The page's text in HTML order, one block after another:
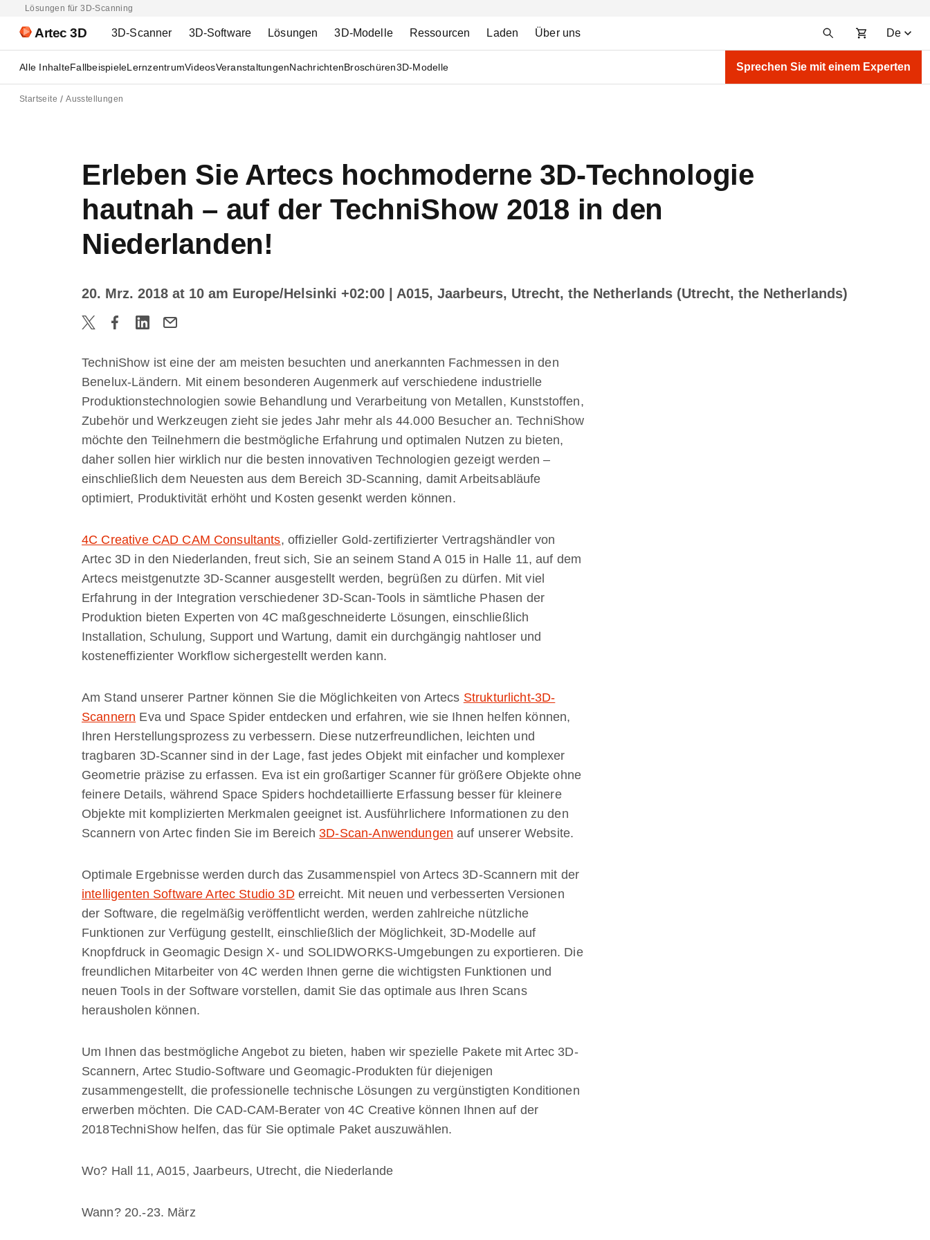
Lösungen für 3D-Scanning
Artec 3D 3D-Scanner 3D-Software Lösungen 3D-Modelle Ressourcen Laden Über uns De
Alle InhalteFallbeispieleLernzentrumVideosVeranstaltungenNachrichtenBroschüren3D-Modelle Sprechen Sie mit einem Experten
Startseite Ausstellungen
Erleben Sie Artecs hochmoderne 3D-Technologie
hautnah – auf der TechniShow 2018 in den
Niederlanden!
20. Mrz. 2018 at 10 am Europe/Helsinki +02:00 | A015, Jaarbeurs, Utrecht, the Netherlands (Utrecht, the Netherlands)
TechniShow ist eine der am meisten besuchten und anerkannten Fachmessen in den
Benelux-Ländern. Mit einem besonderen Augenmerk auf verschiedene industrielle
Produktionstechnologien sowie Behandlung und Verarbeitung von Metallen, Kunststoffen,
Zubehör und Werkzeugen zieht sie jedes Jahr mehr als 44.000 Besucher an. TechniShow
möchte den Teilnehmern die bestmögliche Erfahrung und optimalen Nutzen zu bieten,
daher sollen hier wirklich nur die besten innovativen Technologien gezeigt werden –
einschließlich dem Neuesten aus dem Bereich 3D-Scanning, damit Arbeitsabläufe
optimiert, Produktivität erhöht und Kosten gesenkt werden können.
4C Creative CAD CAM Consultants, offizieller Gold-zertifizierter Vertragshändler von
Artec 3D in den Niederlanden, freut sich, Sie an seinem Stand A 015 in Halle 11, auf dem
Artecs meistgenutzte 3D-Scanner ausgestellt werden, begrüßen zu dürfen. Mit viel
Erfahrung in der Integration verschiedener 3D-Scan-Tools in sämtliche Phasen der
Produktion bieten Experten von 4C maßgeschneiderte Lösungen, einschließlich
Installation, Schulung, Support und Wartung, damit ein durchgängig nahtloser und
kosteneffizienter Workflow sichergestellt werden kann.
Am Stand unserer Partner können Sie die Möglichkeiten von Artecs Strukturlicht-3D-
Scannern Eva und Space Spider entdecken und erfahren, wie sie Ihnen helfen können,
Ihren Herstellungsprozess zu verbessern. Diese nutzerfreundlichen, leichten und
tragbaren 3D-Scanner sind in der Lage, fast jedes Objekt mit einfacher und komplexer
Geometrie präzise zu erfassen. Eva ist ein großartiger Scanner für größere Objekte ohne
feinere Details, während Space Spiders hochdetaillierte Erfassung besser für kleinere
Objekte mit komplizierten Merkmalen geeignet ist. Ausführlichere Informationen zu den
Scannern von Artec finden Sie im Bereich3D-Scan-Anwendungen auf unserer Website.
Optimale Ergebnisse werden durch das Zusammenspiel von Artecs 3D-Scannern mit der
intelligenten Software Artec Studio 3Derreicht. Mit neuen und verbesserten Versionen
der Software, die regelmäßig veröffentlicht werden, werden zahlreiche nützliche
Funktionen zur Verfügung gestellt, einschließlich der Möglichkeit, 3D-Modelle auf
Knopfdruck in Geomagic Design X- und SOLIDWORKS-Umgebungen zu exportieren. Die
freundlichen Mitarbeiter von 4C werden Ihnen gerne die wichtigsten Funktionen und
neuen Tools in der Software vorstellen, damit Sie das optimale aus Ihren Scans
herausholen können.
Um Ihnen das bestmögliche Angebot zu bieten, haben wir spezielle Pakete mit Artec 3D-
Scannern, Artec Studio-Software und Geomagic-Produkten für diejenigen
zusammengestellt, die professionelle technische Lösungen zu vergünstigten Konditionen
erwerben möchten. Die CAD-CAM-Berater von 4C Creative können Ihnen auf der
2018TechniShow helfen, das für Sie optimale Paket auszuwählen.
Wo? Hall 11, A015, Jaarbeurs, Utrecht, die Niederlande
Wann? 20.-23. März